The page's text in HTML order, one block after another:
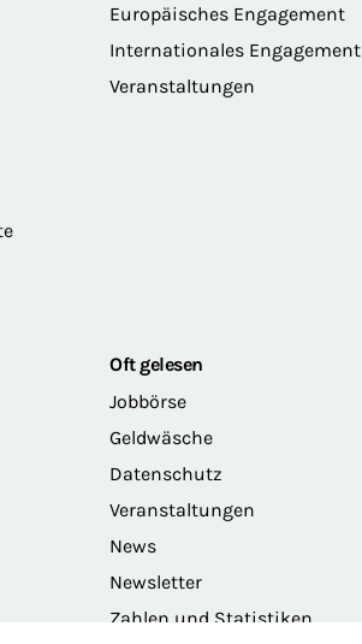
Europäisches Engagement
Internationales Engagement
Veranstaltungen
Oft gelesen
Jobbörse
Geldwäsche
Datenschutz
Veranstaltungen
News
Newsletter
Zahlen und Statistiken